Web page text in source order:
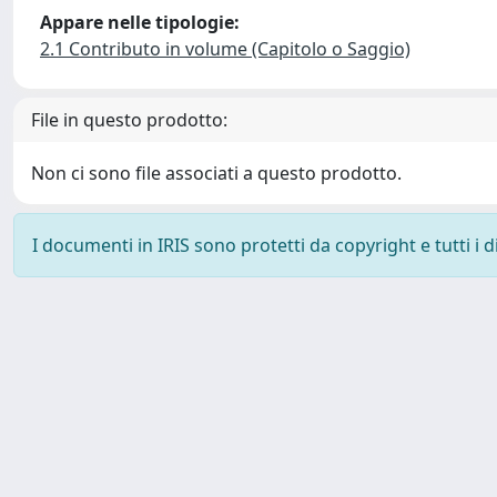
Appare nelle tipologie:
2.1 Contributo in volume (Capitolo o Saggio)
File in questo prodotto:
Non ci sono file associati a questo prodotto.
I documenti in IRIS sono protetti da copyright e tutti i